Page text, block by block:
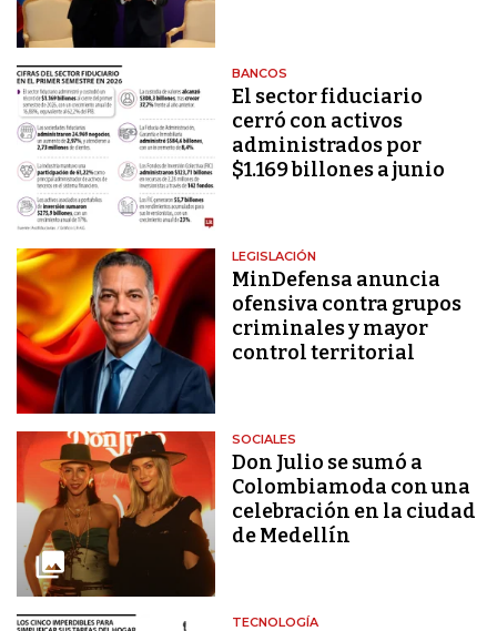
BANCOS
El sector fiduciario
cerró con activos
administrados por
$1.169 billones a junio
LEGISLACIÓN
MinDefensa anuncia
ofensiva contra grupos
criminales y mayor
control territorial
SOCIALES
Don Julio se sumó a
Colombiamoda con una
celebración en la ciudad
de Medellín
TECNOLOGÍA